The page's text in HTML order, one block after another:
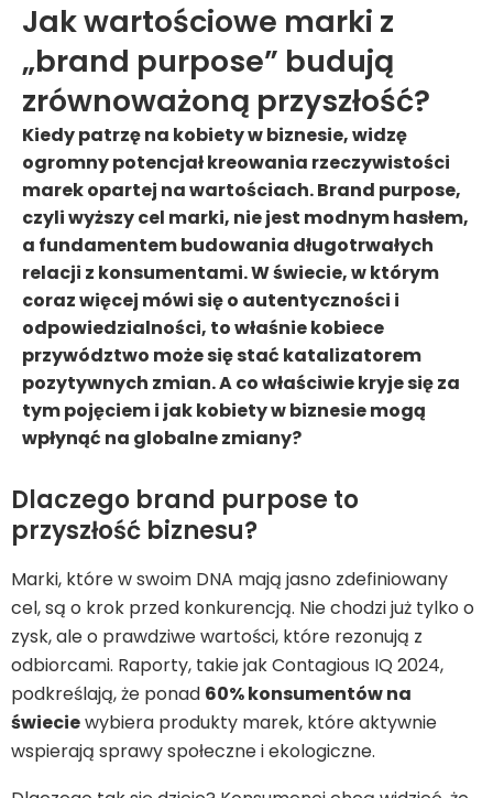
Jak wartościowe marki z
„brand purpose” budują
zrównoważoną przyszłość?
Kiedy patrzę na kobiety w biznesie, widzę
ogromny potencjał kreowania rzeczywistości
marek opartej na wartościach. Brand purpose,
czyli wyższy cel marki, nie jest modnym hasłem,
a fundamentem budowania długotrwałych
relacji z konsumentami. W świecie, w którym
coraz więcej mówi się o autentyczności i
odpowiedzialności, to właśnie kobiece
przywództwo może się stać katalizatorem
pozytywnych zmian. A co właściwie kryje się za
tym pojęciem i jak kobiety w biznesie mogą
wpłynąć na globalne zmiany?
Dlaczego brand purpose to
przyszłość biznesu?
Marki, które w swoim DNA mają jasno zdefiniowany
cel, są o krok przed konkurencją. Nie chodzi już tylko o
zysk, ale o prawdziwe wartości, które rezonują z
odbiorcami. Raporty, takie jak Contagious IQ 2024,
podkreślają, że ponad 60% konsumentów na
świeciewybiera produkty marek, które aktywnie
wspierają sprawy społeczne i ekologiczne.